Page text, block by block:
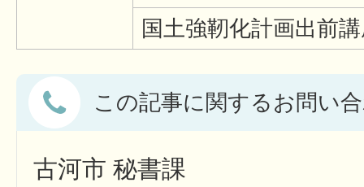
国土強靭化計画出前
この記事に関するお問い
古河市 秘書課